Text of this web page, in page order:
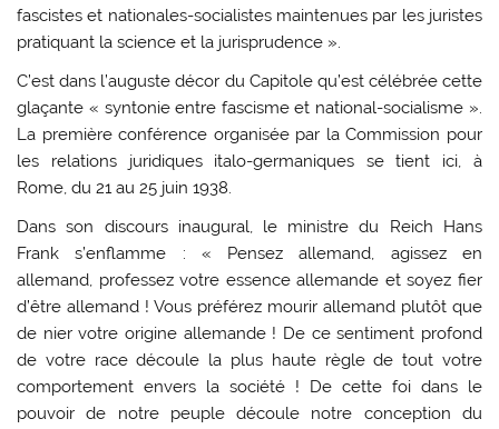
fascistes et nationales-socialistes maintenues par les juristes
pratiquant la science et la jurisprudence ».
C’est dans l’auguste décor du Capitole qu’est célébrée cette
glaçante « syntonie entre fascisme et national-socialisme ».
La première conférence organisée par la Commission pour
les relations juridiques italo-germaniques se tient ici, à
Rome, du 21 au 25 juin 1938.
Dans son discours inaugural, le ministre du Reich Hans
Frank s’enflamme : « Pensez allemand, agissez en
allemand, professez votre essence allemande et soyez fier
d’être allemand ! Vous préférez mourir allemand plutôt que
de nier votre origine allemande ! De ce sentiment profond
de votre race découle la plus haute règle de tout votre
comportement envers la société ! De cette foi dans le
pouvoir de notre peuple découle notre conception du